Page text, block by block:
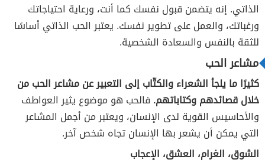
الذاتي. إنه يتضمن قبول نفسك كما أنت، ورعاية احتياجاتك
ورغباتك، والعمل على تطوير نفسك. يعتبر الحب الذاتي أساسًا
للثقة بالنفس والسعادة الشخصية.
مشاعر الحب
كثيرًا ما يلجأ الشعراء والكتّاب إلى التعبير عن مشاعر الحب من
خلال قصائدهم وكتاباتهم. فالحب هو موضوع يثير العواطف
والأحاسيس القوية لدى الإنسان، ويعتبر من أجمل المشاعر
التي يمكن أن يشعر بها الإنسان تجاه شخص آخر.
الشوق، الغرام، العشق، الإعجاب